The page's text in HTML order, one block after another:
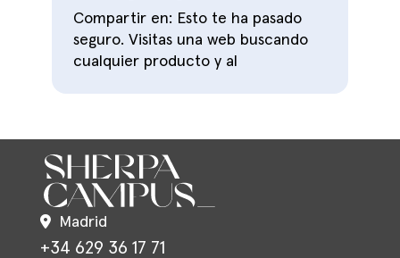
Compartir en: Esto te ha pasado
seguro. Visitas una web buscando
cualquier producto y al
Madrid
+34 629 36 17 71